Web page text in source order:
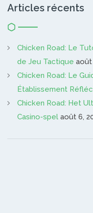
Articles récents
Chicken Road: Le
de Jeu Tactique août
Chicken Road: Le
Établissement
Chicken Road: Het
Casino-spel août 6,